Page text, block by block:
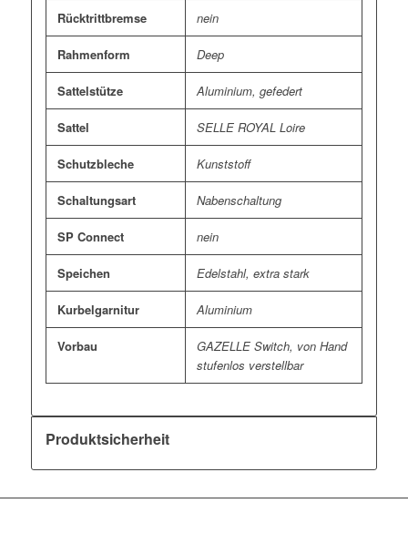
Rücktrittbremse nein
Rahmenform Deep
Sattelstütze Aluminium, gefedert
Sattel SELLE ROYAL Loire
Schutzbleche Kunststoff
Schaltungsart Nabenschaltung
SP Connect nein
Speichen Edelstahl, extra stark
Kurbelgarnitur Aluminium
Vorbau
GAZELLE Switch, von Hand
stufenlos verstellbar
Produktsicherheit